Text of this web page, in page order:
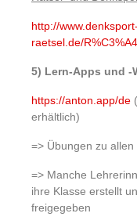
http://www.denksport-
raetsel.de/
5) Lern-Apps und -
https://anton.app/de
erhältlich)
=> Übungen zu
=> Manche
ihre Klasse erstellt
freigegeben